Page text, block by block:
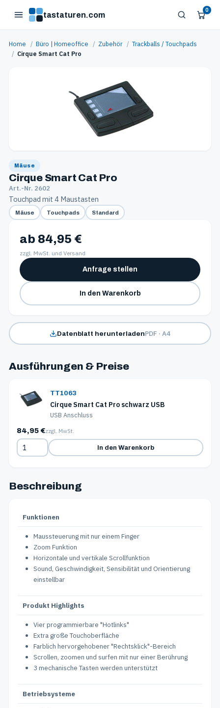
tastaturen.com
0
Home / Büro | Homeoffice / Zubehör / Trackballs / Touchpads
/ Cirque Smart Cat Pro
Mäuse
Cirque Smart Cat Pro
Art.-Nr. 2602
Touchpad mit 4 Maustasten
Mäuse Touchpads Standard
ab 84,95 €
zzgl. MwSt. und Versand
In den Warenkorb
Anfrage stellen
Datenblatt herunterladenPDF · A4
Ausführungen & Preise
TT1063
Cirque Smart Cat Pro schwarz USB
USB Anschluss
84,95 €zzgl. MwSt.
In den Warenkorb
Beschreibung
Funktionen
Maussteuerung mit nur einem Finger
Zoom Funktion
Horizontale und vertikale Scrollfunktion
Sound, Geschwindigkeit, Sensibilität und Orientierung
einstellbar
Produkt Highlights
Vier programmierbare "Hotlinks"
Extra große Touchoberfläche
Farblich hervorgehobener "Rechtsklick"-Bereich
Scrollen, zoomen und surfen mit nur einer Berührung
3 mechanische Tasten werden unterstützt
Betriebsysteme